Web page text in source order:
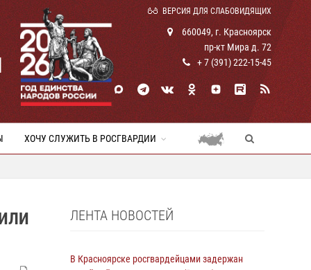
ВЕРСИЯ ДЛЯ СЛАБОВИДЯЩИХ
660049, г. Красноярск
пр-кт Мира д. 72
+ 7 (391) 222-15-45
ХОЧУ СЛУЖИТЬ В РОСГВАРДИИ
ЛЕНТА НОВОСТЕЙ
В Красноярске росгвардейцами задержан